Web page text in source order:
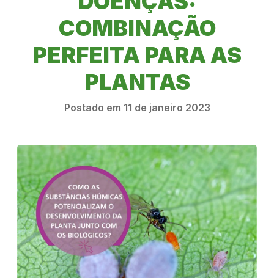
PRODUTOS
RIGRANTEC
COMBINAÇÃO
PERFEITA PARA AS
PLANTAS
Postado em 11 de janeiro 2023